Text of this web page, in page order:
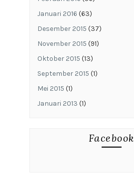
Januari 2016 (63)
Desember 2015 (37)
November 2015 (91)
Oktober 2015 (13)
September 2015 (1)
Mei 2015 (1)
Januari 2013 (1)
Facebook